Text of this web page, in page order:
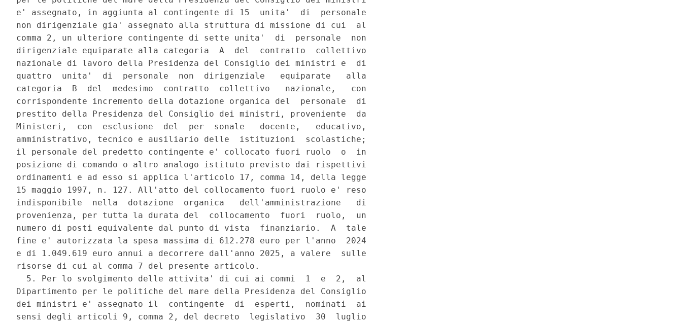
e' assegnato, in aggiunta al contingente di 15  unita'  di  personale
non dirigenziale gia' assegnato alla struttura di missione di cui  al
comma 2, un ulteriore contingente di sette unita'  di  personale  non
dirigenziale equiparate alla categoria  A  del  contratto  collettivo
nazionale di lavoro della Presidenza del Consiglio dei ministri e  di
quattro  unita'  di  personale  non  dirigenziale   equiparate   alla
categoria  B  del  medesimo  contratto  collettivo   nazionale,   con
corrispondente incremento della dotazione organica del  personale  di
prestito della Presidenza del Consiglio dei ministri, proveniente  da
Ministeri,  con  esclusione  del  per  sonale   docente,   educativo,
amministrativo, tecnico e ausiliario delle  istituzioni  scolastiche;
il personale del predetto contingente e' collocato fuori ruolo  o  in
posizione di comando o altro analogo istituto previsto dai rispettivi
ordinamenti e ad esso si applica l'articolo 17, comma 14, della legge
15 maggio 1997, n. 127. All'atto del collocamento fuori ruolo e' reso
indisponibile  nella  dotazione  organica   dell'amministrazione   di
provenienza, per tutta la durata del  collocamento  fuori  ruolo,  un
numero di posti equivalente dal punto di vista  finanziario.  A  tale
fine e' autorizzata la spesa massima di 612.278 euro per l'anno  2024
e di 1.049.619 euro annui a decorrere dall'anno 2025, a valere  sulle
risorse di cui al comma 7 del presente articolo.
  5. Per lo svolgimento delle attivita' di cui ai commi  1  e  2,  al
Dipartimento per le politiche del mare della Presidenza del Consiglio
dei ministri e' assegnato il  contingente  di  esperti,  nominati  ai
sensi degli articoli 9, comma 2, del decreto  legislativo  30  luglio